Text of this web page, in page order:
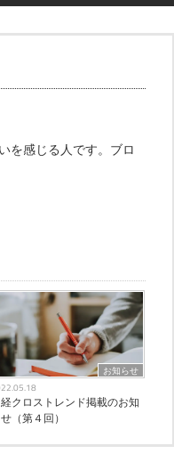
を感じる人です。ブロ
お知らせ
クロストレンド掲載のお知
（第４回）